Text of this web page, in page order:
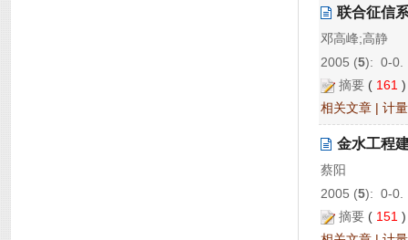
联合征信
邓高峰;高静
2005 (5): 0-0.
摘要 ( 161
相关文章 | 计
金水工程
蔡阳
2005 (5): 0-0.
摘要 ( 151